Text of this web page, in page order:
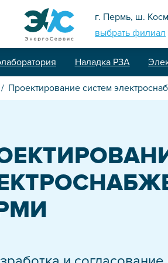
г. Пермь, ш.
выбрать филиал
8 (800) 775-90-
Услуги
Наладка РЗА
Проектирование систем